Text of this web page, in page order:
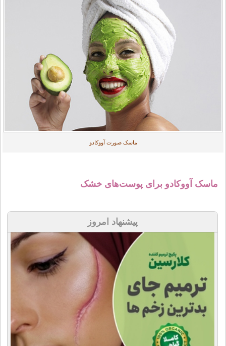
ماسک صورت آووکادو
ماسک آووکادو برای پوست‌های خشک
پیشنهاد امروز